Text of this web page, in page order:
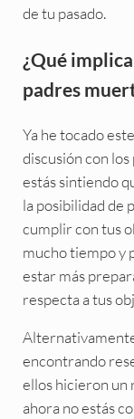
de tu pasado.
¿Qué
padres
Ya he tocado
discusión con
estás sintiendo
la posibilidad de
cumplir con tus
mucho tiempo y
estar más
respecta a tus
encontrando
ellos hicieron un
ahora no estás